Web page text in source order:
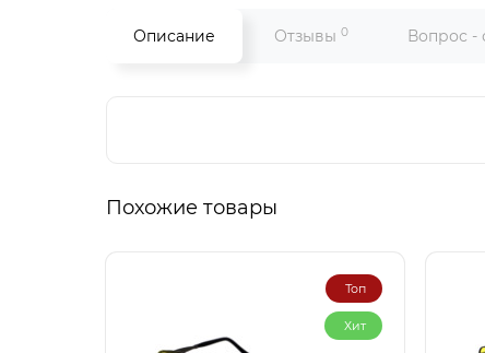
Описание Отзывы 0 Вопрос -
Похожие товары
Топ
Хит